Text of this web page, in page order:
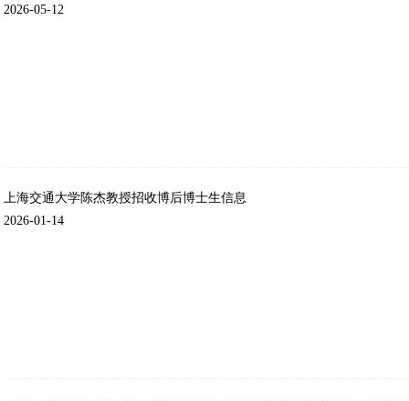
2026-05-12
上海交通大学陈杰教授招收博后博士生信息
2026-01-14